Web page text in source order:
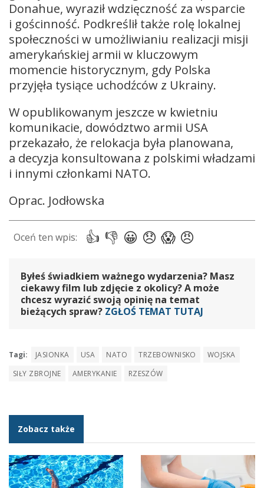
Donahue, wyraził wdzięczność za wsparcie
i gościnność. Podkreślił także rolę lokalnej
społeczności w umożliwianiu realizacji misji
amerykańskiej armii w kluczowym
momencie historycznym, gdy Polska
przyjęła tysiące uchodźców z Ukrainy.
W opublikowanym jeszcze w kwietniu
komunikacie, dowództwo armii USA
przekazało, że relokacja była planowana,
a decyzja konsultowana z polskimi władzami
i innymi członkami NATO.
Oprac. Jodłowska
Byłeś świadkiem ważnego wydarzenia? Masz
ciekawy film lub zdjęcie z okolicy? A może
chcesz wyrazić swoją opinię na temat
bieżących spraw? ZGŁOŚ TEMAT TUTAJ
Tagi: JASIONKA USA NATO TRZEBOWNISKO
WOJSKA
SIŁY ZBROJNE
AMERYKANIE RZESZÓW
Zobacz także